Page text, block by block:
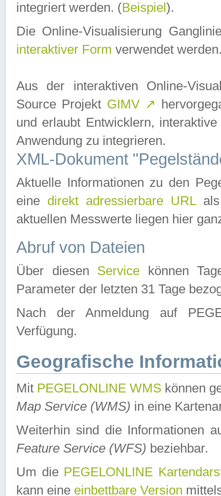
integriert werden. (Beispiel ).
Die Online-Visualisierung
interaktiver Form verwendet
Aus der interaktiven Online-
Source Projekt GIMV ↗
und erlaubt Entwicklern,
Anwendung zu integrieren.
XML-Dokument
Aktuelle Informationen zu den
eine direkt adressierbare URLals
aktuellen Messwerte liegen hier
Abruf von Dateien
Über diesen Service können
Parameter der letzten 31 Tage
Nach der Anmeldung auf
Verfügung.
Geografische
Mit PEGELONLINE WMS können
Map Service (WMS) in eine
Weiterhin sind die Informationen
Feature Service (WFS) beziehbar.
Um die PEGELONLINE
kann eine einbettbare Version